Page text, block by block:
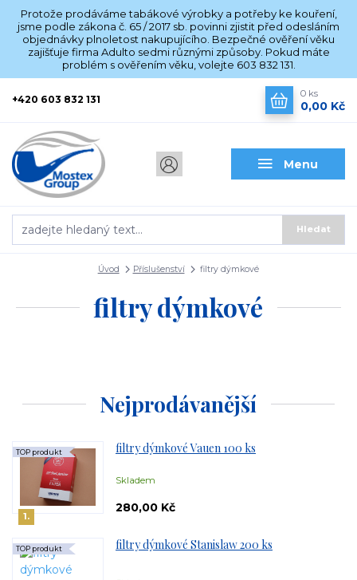
Protože prodáváme tabákové výrobky a potřeby ke kouření,
jsme podle zákona č. 65 / 2017 sb. povinni zjistit před odesláním
objednávky plnoletost nakupujícího. Bezpečné ověření věku
zajišťuje firma Adulto sedmi různými způsoby. Pokud máte
problém s ověřením věku, volejte 603 832 131.
Menu
Hledat
+420 603 832 131
0 ks
0,00 Kč
Úvod Příslušenství filtry dýmkové
filtry dýmkové
Nejprodávanější
1.
filtry dýmkové Vauen 100 ks
Skladem
TOP produkt
280,00 Kč
filtry dýmkové Stanislaw 200 ks
TOP produkt